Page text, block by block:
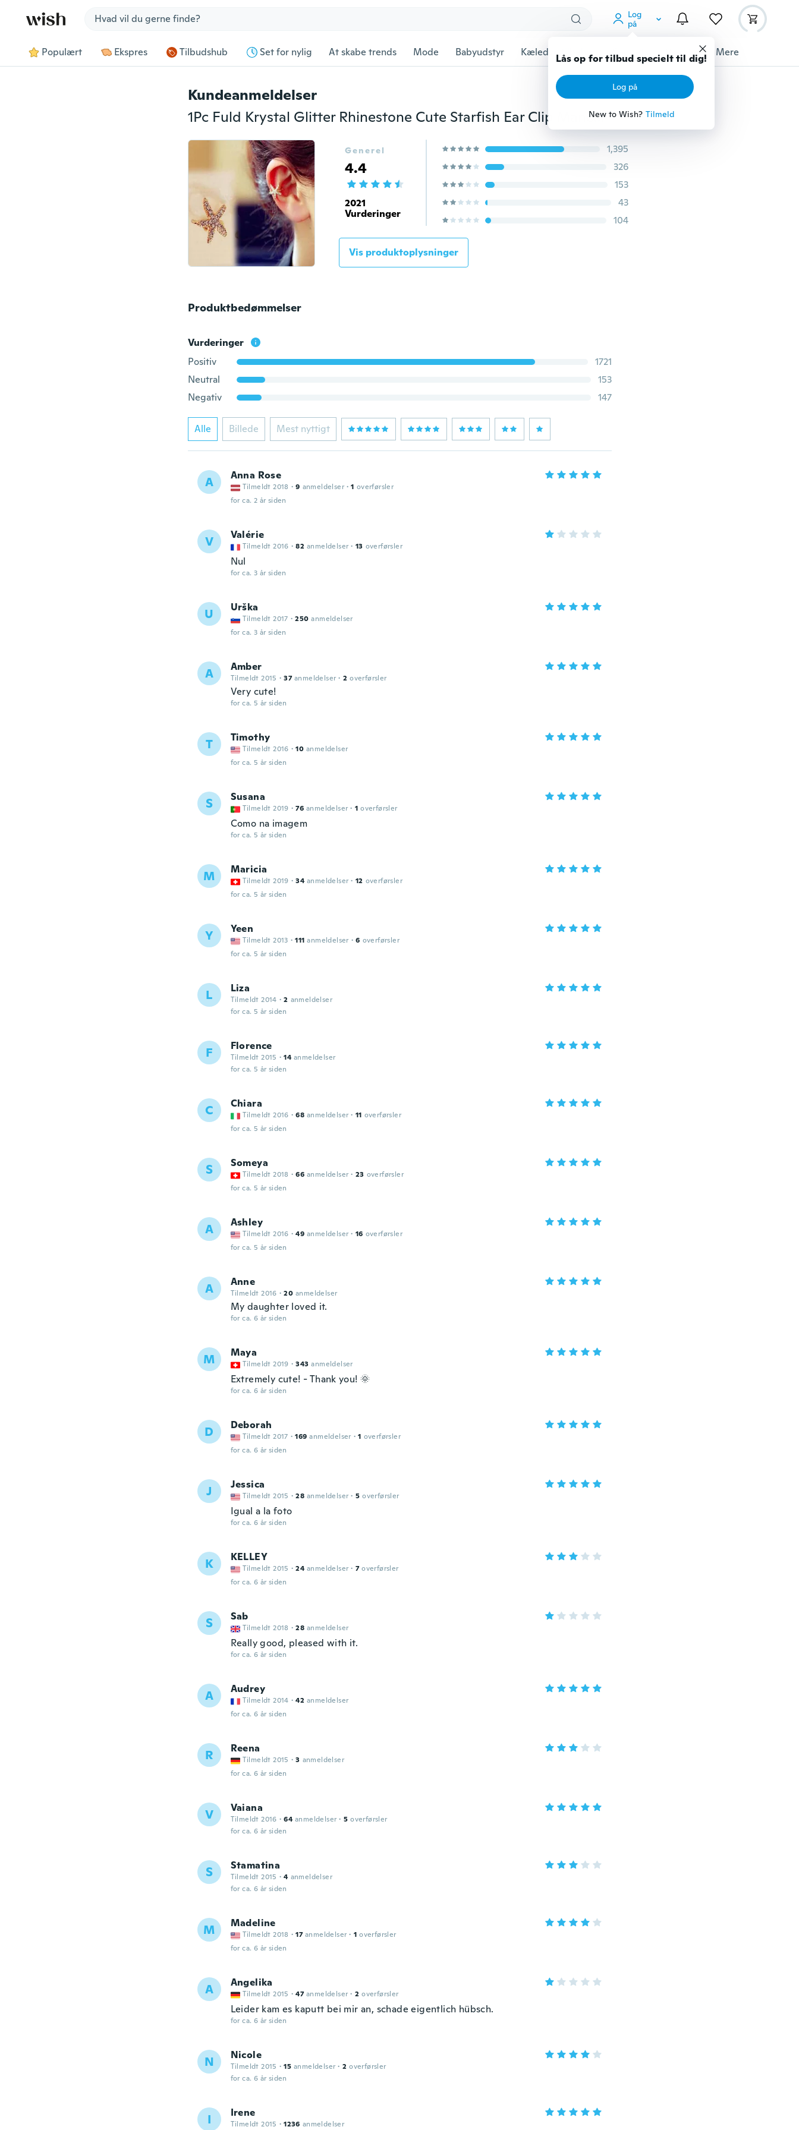
Log
på
Lås op for tilbud specielt til dig!
Log på
New to Wish? Tilmeld
Populært Ekspres Tilbudshub Set for nylig At skabe trends Mode Babyudstyr Kæledyrstilbehør Gadgets Værktøj Mere
Kundeanmeldelser
1Pc Fuld Krystal Glitter Rhinestone Cute Starfish Ear Clip Manchet Wrap Ørering
Generel
4.4
2021
Vurderinger
1,395
326
153
43
104
Vis produktoplysninger
Produktbedømmelser
Vurderinger
Positiv
1721
Neutral
153
Negativ
147
Alle Billede Mest nyttigt
A Anna Rose
Tilmeldt 2018 · 9 anmeldelser · 1 overførsler
for ca. 2 år siden
V Valérie
Tilmeldt 2016 · 82 anmeldelser · 13 overførsler
Nul
for ca. 3 år siden
U Urška
Tilmeldt 2017 · 250 anmeldelser
for ca. 3 år siden
A Amber
Tilmeldt 2015 · 37 anmeldelser · 2 overførsler
Very cute!
for ca. 5 år siden
T Timothy
Tilmeldt 2016 · 10 anmeldelser
for ca. 5 år siden
S Susana
Tilmeldt 2019 · 76 anmeldelser · 1 overførsler
Como na imagem
for ca. 5 år siden
M Maricia
Tilmeldt 2019 · 34 anmeldelser · 12 overførsler
for ca. 5 år siden
Y Yeen
Tilmeldt 2013 · 111 anmeldelser · 6 overførsler
for ca. 5 år siden
L Liza
Tilmeldt 2014 · 2 anmeldelser
for ca. 5 år siden
F Florence
Tilmeldt 2015 · 14 anmeldelser
for ca. 5 år siden
C Chiara
Tilmeldt 2016 · 68 anmeldelser · 11 overførsler
for ca. 5 år siden
S Someya
Tilmeldt 2018 · 66 anmeldelser · 23 overførsler
for ca. 5 år siden
A Ashley
Tilmeldt 2016 · 49 anmeldelser · 16 overførsler
for ca. 5 år siden
A Anne
Tilmeldt 2016 · 20 anmeldelser
My daughter loved it.
for ca. 6 år siden
M Maya
Tilmeldt 2019 · 343 anmeldelser
Extremely cute! - Thank you! 🌞
for ca. 6 år siden
D Deborah
Tilmeldt 2017 · 169 anmeldelser · 1 overførsler
for ca. 6 år siden
J Jessica
Tilmeldt 2015 · 28 anmeldelser · 5 overførsler
Igual a la foto
for ca. 6 år siden
K KELLEY
Tilmeldt 2015 · 24 anmeldelser · 7 overførsler
for ca. 6 år siden
S Sab
Tilmeldt 2018 · 28 anmeldelser
Really good, pleased with it.
for ca. 6 år siden
A Audrey
Tilmeldt 2014 · 42 anmeldelser
for ca. 6 år siden
R Reena
Tilmeldt 2015 · 3 anmeldelser
for ca. 6 år siden
V Vaiana
Tilmeldt 2016 · 64 anmeldelser · 5 overførsler
for ca. 6 år siden
S Stamatina
Tilmeldt 2015 · 4 anmeldelser
for ca. 6 år siden
M Madeline
Tilmeldt 2018 · 17 anmeldelser · 1 overførsler
for ca. 6 år siden
A Angelika
Tilmeldt 2015 · 47 anmeldelser · 2 overførsler
Leider kam es kaputt bei mir an, schade eigentlich hübsch.
for ca. 6 år siden
N Nicole
Tilmeldt 2015 · 15 anmeldelser · 2 overførsler
for ca. 6 år siden
I Irene
Tilmeldt 2015 · 1236 anmeldelser